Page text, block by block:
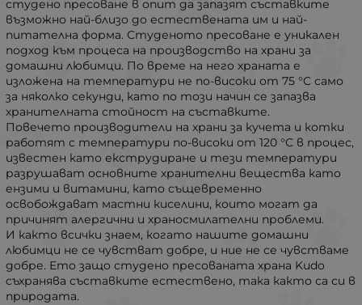
студено пресоване в опит да запазят съставките
възможно най-близо до естествената им и най-
питателна форма. Студеното пресоване е уникален
подход към процеса на производство на храни за
домашни любимци. По време на него храната е
изложена на температури не по-високи от 75 °C само
за няколко секунди, като по този начин се запазва
хранителната стойност на съставките.
Повечето производители на храни за кучета и котки
работят с температури по-високи от 120 °C в процес,
известен като екструдиране и тези температури
разрушават основните хранителни вещества като
ензими и витамини, като същевременно
освобождават мастни киселини, които могат да
причинят алергични и храносмилателни проблеми.
И както всички знаем, когато нашите домашни
любимци не се чувстват добре, и ние не се чувстваме
добре. Ето защо студено пресованата храна Kudo
съхранява съставките естествено, така както са си в
природата.